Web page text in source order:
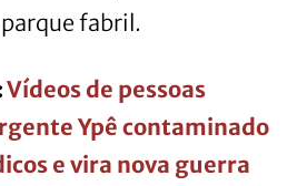
fabril.
Vídeos de pessoas
Ypê contaminado
e vira nova guerra